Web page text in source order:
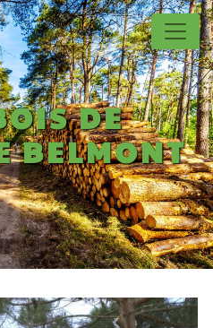
DE
BELMONT